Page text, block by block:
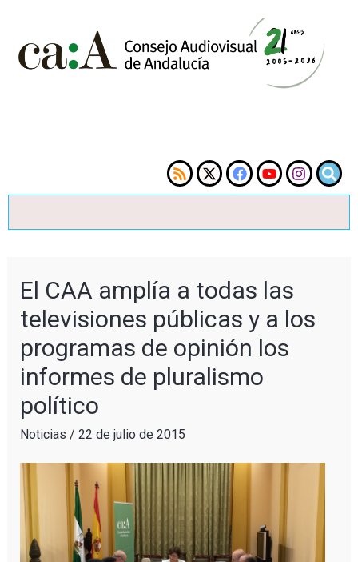
El CAA amplía a todas las
televisiones públicas y a los
programas de opinión los
informes de pluralismo
político
Noticias / 22 de julio de 2015